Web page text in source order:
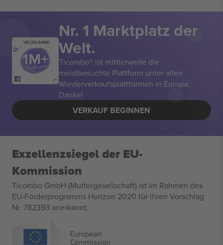
VIELEN DANK!
Nr. 1 Marktplatz der
Welt.
Ticombo® ist mittlerweile die
meistbesuchte Plattform unter allen
Wiederverkaufsplattformen in Europa.
Danke!
VERKAUF BEGINNEN
Exzellenzsiegel der EU-
Kommission
Ticombo GmbH (Muttergesellschaft) ist im Rahmen des
EU-Förderprogramms Horizon 2020 für ihren Vorschlag
Nr. 782393 anerkannt.